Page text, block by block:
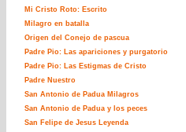
Mi Cristo Roto: Escrito
Milagro en batalla
Origen del Conejo de pascua
Padre Pio: Las apariciones y purgatorio
Padre Pio: Las Estigmas de Cristo
Padre Nuestro
San Antonio de Padua Milagros
San Antonio de Padua y los peces
San Felipe de Jesus Leyenda